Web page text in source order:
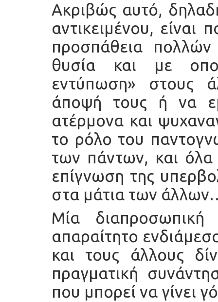
Ακριβώς αυτό,
αντικειμένου, είναι
προσπάθεια
θυσία και με
εντύπωση» στους
άποψή τους ή να
ατέρμονα και
το ρόλο του
των πάντων, και όλα
επίγνωση της
στα μάτια των
Μία
απαραίτητο
και τους άλλους
πραγματική
που μπορεί να γίνει